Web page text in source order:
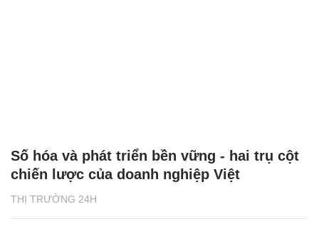
THỊ TRƯỜNG 24H
Số hóa và phát triển bền vững - hai trụ cột
chiến lược của doanh nghiệp Việt